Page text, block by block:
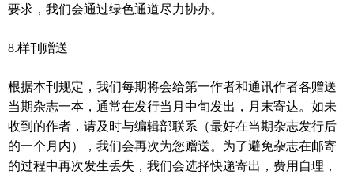
要求，我们会通过绿色通道尽力协办。
8.样刊赠送
根据本刊规定，我们每期将会给第一作者和通讯作者各赠送
当期杂志一本，通常在发行当月中旬发出，月末寄达。如未
收到的作者，请及时与编辑部联系（最好在当期杂志发行后
的一个月内），我们会再次为您赠送。为了避免杂志在邮寄
的过程中再次发生丢失，我们会选择快递寄出，费用自理，